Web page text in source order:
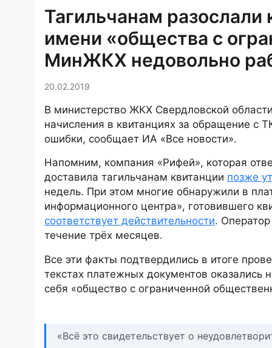
Тагильчанам разослали
имени «общества с
МинЖКХ недовольно
20.02.2019
В министерство ЖКХ Свердловской
начисления в квитанциях за обращение с
ошибки, сообщает ИА «Все новости».
Напомним, компания «Рифей», которая
доставила тагильчанам квитанции позже
недель. При этом многие обнаружили в
информационного центра», готовившего
соответствует действительности.
течение трёх месяцев.
Все эти факты подтвердились в итоге
текстах платежных документов оказались
себя «общество с ограниченной
«Всё это свидетельствует о